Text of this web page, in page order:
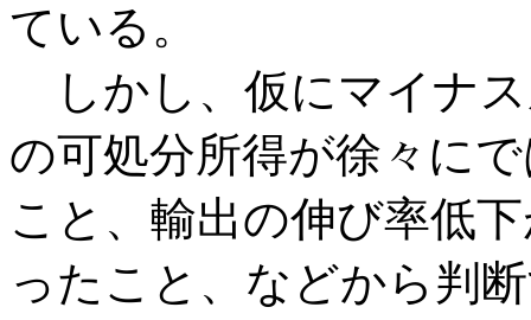
ている。
しかし、仮にマイナ
の可処分所得が徐々に
こと、輸出の伸び率低
ったこと、などから判